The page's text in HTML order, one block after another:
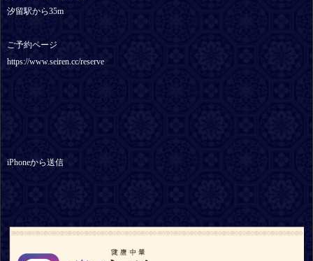
汐留駅から35m
ご予約ページ
https://www.seiren.cc/reserve
iPhoneから送信